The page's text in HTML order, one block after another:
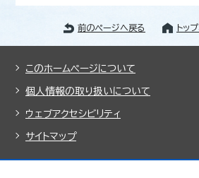
前のページへ戻る トッ
このホームページについて
個人情報の取り扱いについて
ウェブアクセシビリティ
サイトマップ